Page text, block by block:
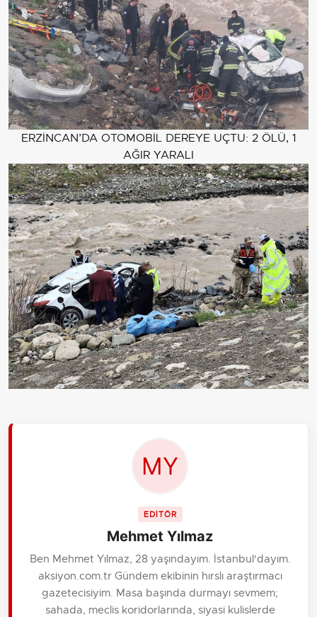
ERZİNCAN’DA OTOMOBİL DEREYE UÇTU: 2 ÖLÜ, 1
AĞIR YARALI
EDİTÖR
Mehmet Yılmaz
Ben Mehmet Yılmaz, 28 yaşındayım. İstanbul'dayım.
aksiyon.com.tr Gündem ekibinin hırslı araştırmacı
gazetecisiyim. Masa başında durmayı sevmem;
sahada, meclis koridorlarında, siyasi kulislerde